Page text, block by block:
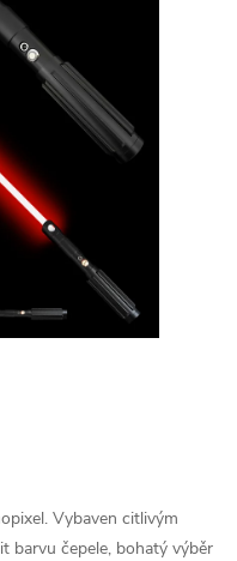
Vybaven citlivým
barvu čepele, bohatý výběr